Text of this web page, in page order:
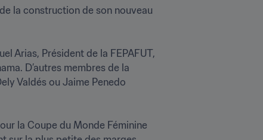
la construction de son nouveau
Arias, Président de la FEPAFUT,
D’autres membres de la
Valdés ou Jaime Penedo
la Coupe du Monde Féminine